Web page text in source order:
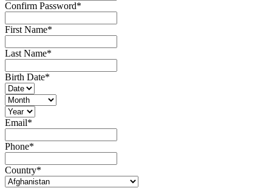
Confirm Password*
First Name*
Last Name*
Birth Date*
Email*
Phone*
Country*